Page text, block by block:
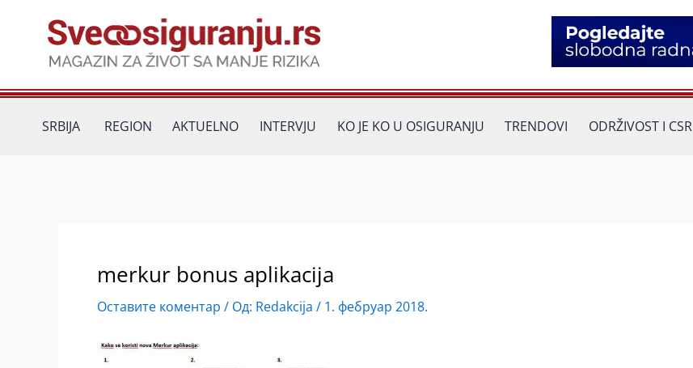
SRBIJA REGION AKTUELNO INTERVJU KO JE KO U OSIGURANJU TRENDOVI ODRŽIVOST I CSR
merkur bonus aplikacija
Оставите коментар / Од: Redakcija / 1. фебруар 2018.